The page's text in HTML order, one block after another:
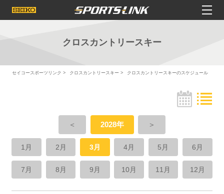
クロスカントリースキー
セイコースポーツリンク クロスカントリースキー クロスカントリースキーのスケジュール
＜ 2028年 ＞
1月 2月 3月 4月 5月 6月
7月 8月 9月 10月 11月 12月